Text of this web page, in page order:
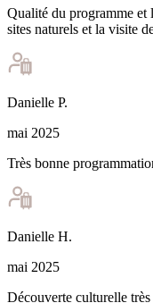
Qualité du programme et
sites naturels et la visite
Danielle P.
mai 2025
Très bonne
Danielle H.
mai 2025
Découverte culturelle